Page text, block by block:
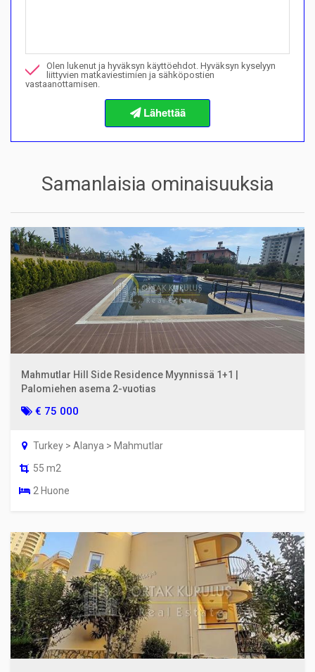
Haluan varata katselun
Olen lukenut ja hyväksyn käyttöehdot. Hyväksyn kyselyyn
liittyvien matkaviestimien ja sähköpostien
vastaanottamisen.
Samanlaisia ominaisuuksia
Mahmutlar Hill Side Residence Myynnissä 1+1 |
Palomiehen asema 2-vuotias
€ 75 000
Turkey > Alanya > Mahmutlar
55 m2
2 Huone